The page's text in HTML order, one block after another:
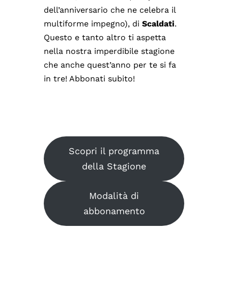
dell’anniversario che ne celebra il
multiforme impegno), diScaldati.
Questo e tanto altro ti aspetta
nella nostra imperdibile stagione
che anche quest’anno per te si fa
in tre! Abbonati subito!
Scopri il programma
della Stagione
Modalità di
abbonamento